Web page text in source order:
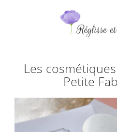
Les
Petite